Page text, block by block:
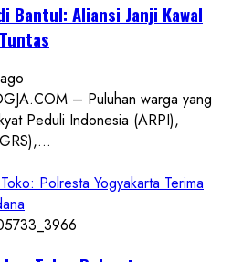
Bantul: Aliansi Janji Kawal
– Puluhan warga yang
Peduli Indonesia (ARPI),
Polresta Yogyakarta Terima